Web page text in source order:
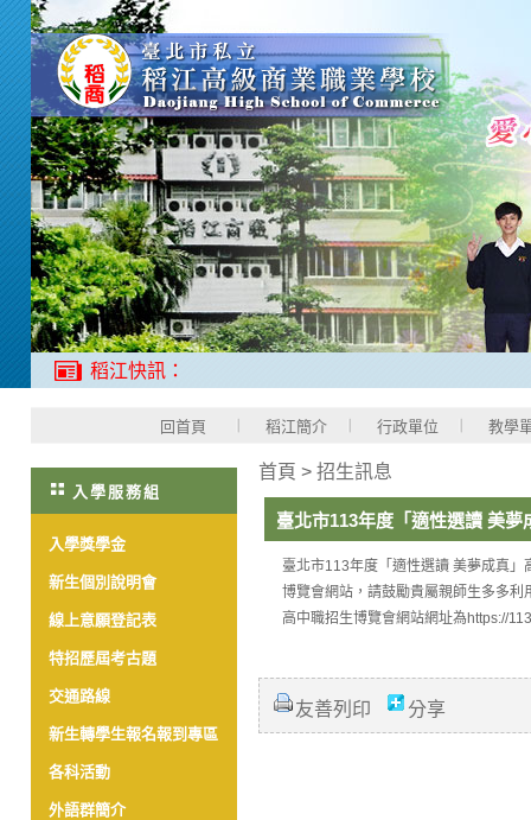
稻江快訊：
回首頁 稻江簡介 行政單位 教學
入學服務組
入學獎學金
新生個別說明會
線上意願登記表
特招歷屆考古題
交通路線
新生轉學生報名報到專區
各科活動
外語群簡介
首頁 > 招生訊息
臺北市113年度「適性選讀 美
臺北市113年度「適性選讀 美夢成真」
博覽會網站，請鼓勵貴屬親師生多多利
高中職招生博覽會網站網址為https://
友善列印 分享